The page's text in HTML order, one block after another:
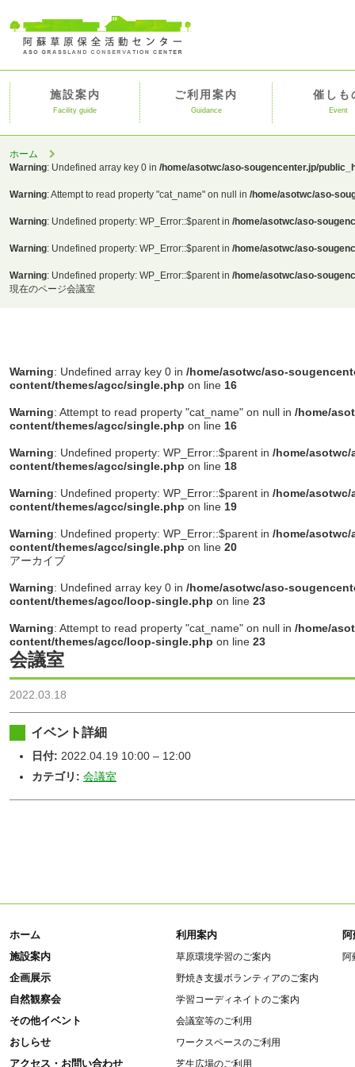
施設案内
Facility guide
ご利用案内
Guidance
催しも
Event
ホーム
Warning: Undefined array key 0 in /home/asotwc/aso-sougencenter.jp/
Warning: Attempt to read property "cat_name" on null in /home/asotwc/aso-
Warning: Undefined property: WP_Error::$parent in /home/asotwc/aso-
Warning: Undefined property: WP_Error::$parent in /home/asotwc/aso-
Warning: Undefined property: WP_Error::$parent in /home/asotwc/aso-
現在のページ会議室
Warning: Undefined array key 0 in /home/asotwc/aso-
content/themes/agcc/single.php on line 16
Warning: Attempt to read property "cat_name" on null in /home/
content/themes/agcc/single.php on line 16
Warning: Undefined property: WP_Error::$parent in /home/
content/themes/agcc/single.php on line 18
Warning: Undefined property: WP_Error::$parent in /home/
content/themes/agcc/single.php on line 19
Warning: Undefined property: WP_Error::$parent in /home/
content/themes/agcc/single.php on line 20
アーカイブ
Warning: Undefined array key 0 in /home/asotwc/aso-
content/themes/agcc/loop-single.php on line 23
Warning: Attempt to read property "cat_name" on null in /home/
content/themes/agcc/loop-single.php on line 23
会議室
2022.03.18
イベント詳細
日付: 2022.04.19 10:00 – 12:00
カテゴリ: 会議室
ホーム
施設案内
企画展示
自然観察会
その他イベント
おしらせ
アクセス・お問い合わせ
利用案内
草原環境学習のご案内
野焼き支援ボランティアのご案内
学習コーディネイトのご案内
会議室等のご利用
ワークスペースのご利用
芝生広場のご利用
阿